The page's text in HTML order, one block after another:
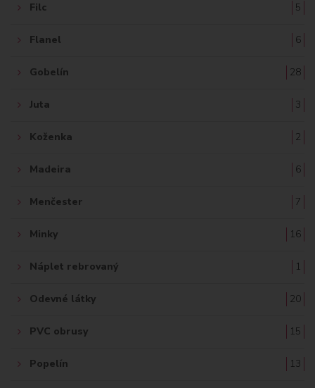
Filc 5
Flanel 6
Gobelín 28
Juta 3
Koženka 2
Madeira 6
Menčester 7
Minky 16
Náplet rebrovaný 1
Odevné látky 20
PVC obrusy 15
Popelín 13